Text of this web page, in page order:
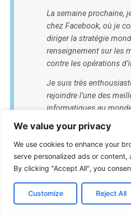
We value your privacy
We use cookies to enhance your
serve personalized ads or
By clicking "Accept All", you
Customize Reject All
La semaine prochaine,
chez Facebook, où je
diriger la stratégie
renseignement sur les
contre les opérations
Je suis très
rejoindre l’une des
informatiques au
cerner et devancer les
et les menaces
Vous ne pouvez tout simplement
choses !